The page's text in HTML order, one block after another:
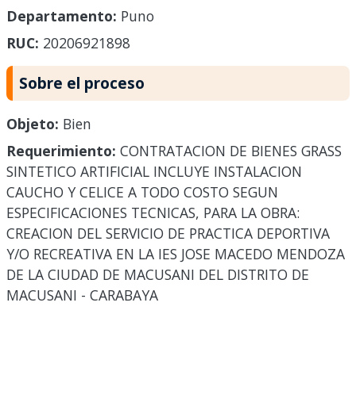
Departamento: Puno
RUC: 20206921898
Sobre el proceso
Objeto: Bien
Requerimiento: CONTRATACION DE BIENES GRASS
SINTETICO ARTIFICIAL INCLUYE INSTALACION
CAUCHO Y CELICE A TODO COSTO SEGUN
ESPECIFICACIONES TECNICAS, PARA LA OBRA:
CREACION DEL SERVICIO DE PRACTICA DEPORTIVA
Y/O RECREATIVA EN LA IES JOSE MACEDO MENDOZA
DE LA CIUDAD DE MACUSANI DEL DISTRITO DE
MACUSANI - CARABAYA